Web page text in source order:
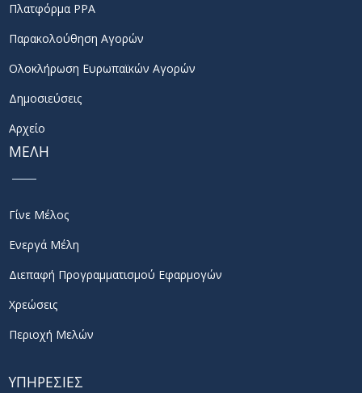
Πλατφόρμα PPA
Παρακολούθηση Αγορών
Ολοκλήρωση Ευρωπαϊκών Αγορών
Δημοσιεύσεις
Αρχείο
ΜΕΛΗ
Γίνε Μέλος
Ενεργά Μέλη
Διεπαφή Προγραμματισμού Εφαρμογών
Χρεώσεις
Περιοχή Μελών
ΥΠΗΡΕΣΙΕΣ